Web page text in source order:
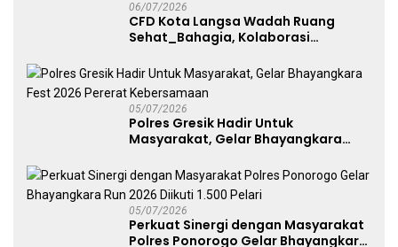
06/07/2026
CFD Kota Langsa Wadah Ruang
Sehat_Bahagia, Kolaborasi
Dekranasda Gerakan Ekonomi Lokal
05/07/2026
Polres Gresik Hadir Untuk
Masyarakat, Gelar Bhayangkara
05/07/2026
Perkuat Sinergi dengan Masyarakat
Polres Ponorogo Gelar Bhayangkara